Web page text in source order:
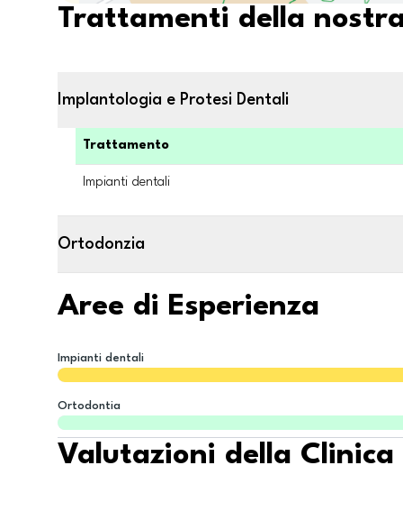
Trattamenti della
Implantologia e Protesi Dentali
Trattamento
Impianti dentali
Ortodonzia
Aree di Esperienza
Impianti dentali
Ortodontia
Valutazioni della Clinica